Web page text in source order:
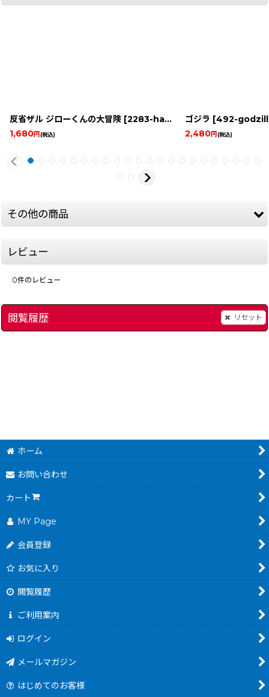
反省ザル ジローくんの大冒険 [2283-hansei-zaru-jiro-k-snes ]
1,680円(税込)
ゴジラ [492-
2,480円(税込)
その他の商品
レビュー
0件のレビュー
閲覧履歴 リセット
ホーム
お問い合わせ
カート
MY Page
会員登録
お気に入り
閲覧履歴
ご利用案内
ログイン
メールマガジン
はじめてのお客様